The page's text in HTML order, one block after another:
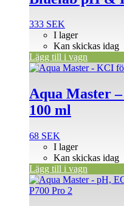
333 SEK
I lager
Kan skickas idag
Lägg till i vagn
Aqua Master
100 ml
68 SEK
I lager
Kan skickas idag
Lägg till i vagn